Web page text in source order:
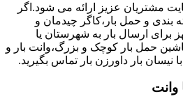
مشتریان عزیز ارائه می شود.اگر
بندی و حمل بار،کاگر چیدمان و
ارسال بار به شهرستان یا
حمل بار کوچک و بزرگ،وانت بار و
نیسان بار داورزن بار تماس بگیرید.
وانت